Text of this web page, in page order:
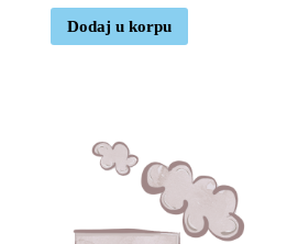
Dodaj u korpu